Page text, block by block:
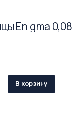
Enigma
В корзину